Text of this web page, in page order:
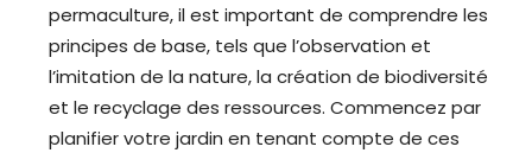
permaculture, il est important de comprendre les
principes de base, tels que l’observation et
l’imitation de la nature, la création de biodiversité
et le recyclage des ressources. Commencez par
planifier votre jardin en tenant compte de ces